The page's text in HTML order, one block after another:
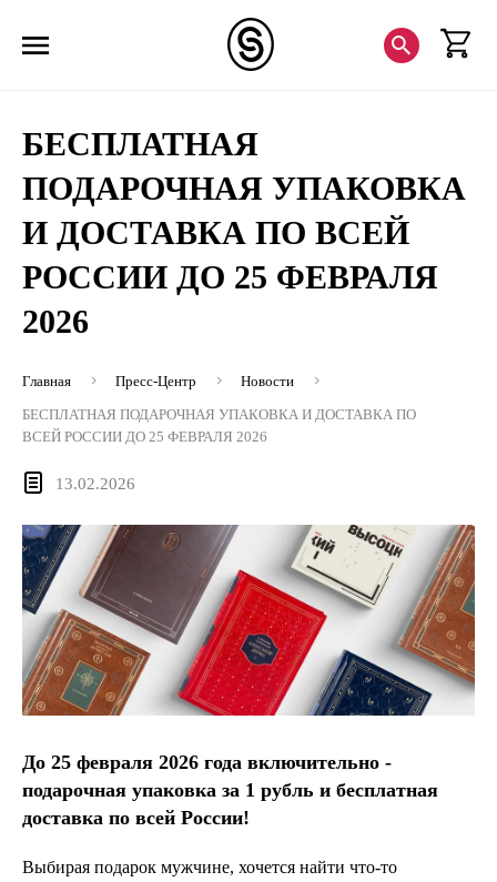
БЕСПЛАТНАЯ
ПОДАРОЧНАЯ УПАКОВКА
И ДОСТАВКА ПО ВСЕЙ
РОССИИ ДО 25 ФЕВРАЛЯ
2026
Главная Пресс-Центр
Новости
БЕСПЛАТНАЯ ПОДАРОЧНАЯ УПАКОВКА И ДОСТАВКА ПО
ВСЕЙ РОССИИ ДО 25 ФЕВРАЛЯ 2026
13.02.2026
До 25 февраля 2026 года включительно -
подарочная упаковка за 1 рубль и бесплатная
доставка по всей России!
Выбирая пoдарок мужчине, хочется найти что-то